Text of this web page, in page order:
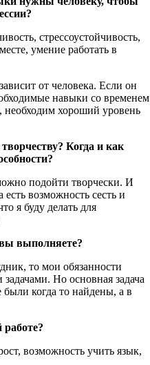
стрессоустойчивость,
умение работать в
от человека. Если он
навыки со временем
необходим хороший уровень
Когда и как
подойти творчески. И
возможность сесть и
я буду делать для
выполняете?
то мои обязанности
Но основная задача
были когда то найдены, а в
возможность учить язык,